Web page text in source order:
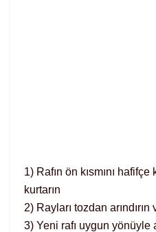
1) Rafın ön kısmını
kurtarın
2) Rayları tozdan
3) Yeni rafı uygun yönüyle